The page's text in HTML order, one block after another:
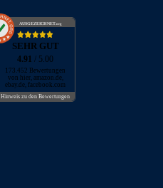
AUSGEZEICHNET.org
SEHR GUT
4.91/ 5.00
173.452 Bewertungen
von hier, amazon.de,
ebay.de, facebook.com
Hinweis zu den Bewertungen